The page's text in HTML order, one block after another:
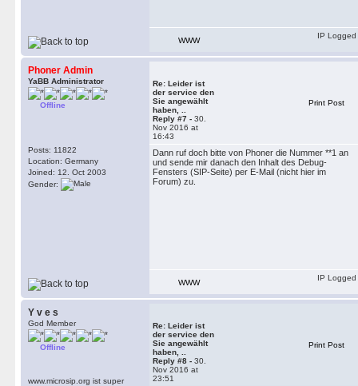
WWW
IP Logged
Phoner Admin
YaBB Administrator
Offline
Posts: 11822
Location: Germany
Joined: 12. Oct 2003
Gender:
Re: Leider ist
der service den
Sie angewählt
haben, ..
Reply #7 - 30.
Nov 2016 at
16:43
Print Post
Dann ruf doch bitte von Phoner die Nummer **1 an
und sende mir danach den Inhalt des Debug-
Fensters (SIP-Seite) per E-Mail (nicht hier im
Forum) zu.
WWW
IP Logged
Y v e s
God Member
Offline
www.microsip.org ist super
Re: Leider ist
der service den
Sie angewählt
haben, ..
Reply #8 - 30.
Nov 2016 at
23:51
Print Post